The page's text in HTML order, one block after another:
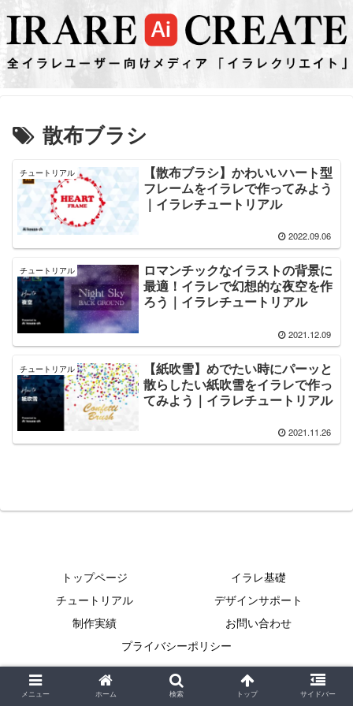
散布ブラシ
チュートリアル
【散布ブラシ】かわいいハート型
フレームをイラレで作ってみよう
｜イラレチュートリアル
2022.09.06
チュートリアル
ロマンチックなイラストの背景に
最適！イラレで幻想的な夜空を作
ろう｜イラレチュートリアル
2021.12.09
チュートリアル
【紙吹雪】めでたい時にパーッと
散らしたい紙吹雪をイラレで作っ
てみよう｜イラレチュートリアル
2021.11.26
トップページ
イラレ基礎
チュートリアル
デザインサポート
制作実績
お問い合わせ
プライバシーポリシー
Copyright © 2021 イラレクリエイト All Rights Reserved.
メニュー ホーム 検索 トップ サイドバー